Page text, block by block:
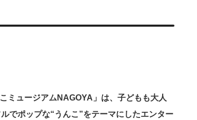
ミュージアムNAGOYA」は、子どもも大人
でポップな“うんこ”をテーマにしたエンター